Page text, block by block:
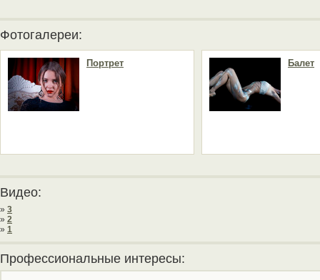
Фотогалереи:
Портрет Балет
Видео:
» 3
» 2
» 1
Профессиональные интересы: